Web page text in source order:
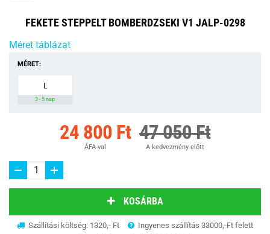
FEKETE STEPPELT BOMBERDZSEKI V1 JALP-0298
Méret táblázat
MÉRET:
L
3 - 5 nap
24 800 Ft
ÁFA-val
47 050 Ft
A kedvezmény előtt
KOSÁRBA
Szállítási költség: 1320,- Ft Ingyenes szállítás 33000,-Ft felett